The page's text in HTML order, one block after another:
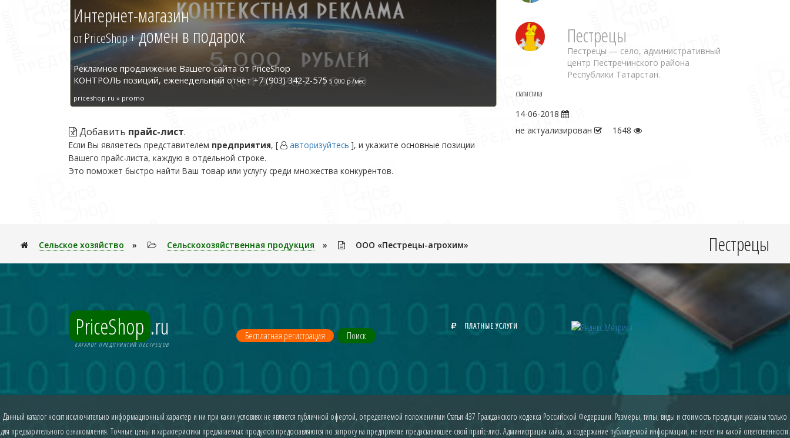
Интернет-магазин
от PriceShop +домен в подарок
Рекламное продвижение Вашего сайта от PriceShop
КОНТРОЛЬ позиций, еженедельный отчёт +7 (903) 342-2-575 5 000 р./мес
priceshop.ru » promo
Добавить прайс-лист.
Если Вы являетесь представителем предприятия, [ авторизуйтесь ], и укажите основные позиции
Вашего прайс-листа, каждую в отдельной строке.
Это поможет быстро найти Ваш товар или услугу среди множества конкурентов.
Пестрецы
Пестрецы — село, административный
центр Пестречинского района
Республики Татарстан.
статистика
14-06-2018
не актуализирован
1648
Сельское хозяйство » Сельскохозяйственная продукция » ООО «Пестрецы-агрохим» Пестрецы
PriceShop .ru
КАТАЛОГ ПРЕДПРИЯТИЙ ПЕСТРЕЦОВ
Бесплатная регистрация Поиск
ПЛАТНЫЕ УСЛУГИ
Данный каталог носит исключительно информационный характер и ни при каких условиях не является публичной офертой, определяемой положениями Статьи 437 Гражданского кодекса Российской Федерации. Размеры, типы, виды и стоимость продукции указаны только
для предварительного ознакомления. Точные цены и характеристики предлагаемых продуктов предоставляются по запросу на предприятие предаставившее свой прайс-лист. Администрация сайта, за содержание публикуемой информации, не несет ни какой ответственности.